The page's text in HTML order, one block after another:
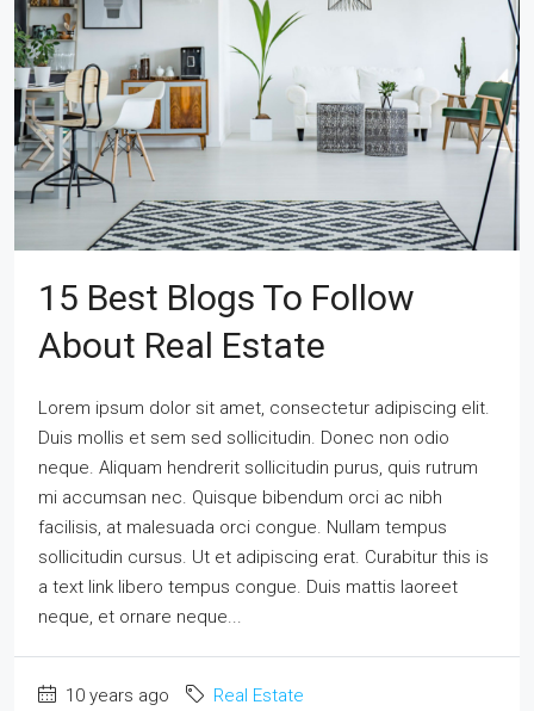
15 Best Blogs To Follow
About Real Estate
Lorem ipsum dolor sit amet, consectetur adipiscing elit.
Duis mollis et sem sed sollicitudin. Donec non odio
neque. Aliquam hendrerit sollicitudin purus, quis rutrum
mi accumsan nec. Quisque bibendum orci ac nibh
facilisis, at malesuada orci congue. Nullam tempus
sollicitudin cursus. Ut et adipiscing erat. Curabitur this is
a text link libero tempus congue. Duis mattis laoreet
neque, et ornare neque...
10 years ago Real Estate